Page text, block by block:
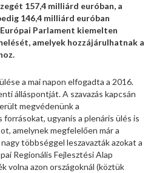
157,4 milliárd euróban, a
146,4 milliárd euróban
Parlament kiemelten
amelyek hozzájárulhatnak a
a mai napon elfogadta a 2016.
álláspontját. A szavazás kapcsán
megvédenünk a
forrásokat, ugyanis a plenáris ülés is
amelynek megfelelően már a
többséggel leszavazták azokat a
Regionális Fejlesztési Alap
azon országoknál (köztük